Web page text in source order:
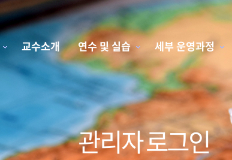
관리자 로그인
교수소개 연수 및 실습 세부 운영과정